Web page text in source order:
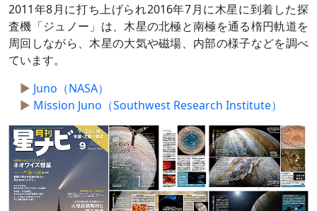
2011年8月に打ち上げられ2016年7月に木星に到着した探
査機「ジュノー」は、木星の北極と南極を通る楕円軌道を
周回しながら、木星の大気や磁場、内部の様子などを調べ
ています。
Juno（NASA）
Mission Juno（Southwest Research Institute）